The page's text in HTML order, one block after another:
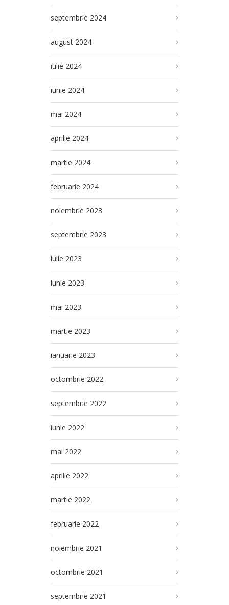
septembrie 2024
august 2024
iulie 2024
iunie 2024
mai 2024
aprilie 2024
martie 2024
februarie 2024
noiembrie 2023
septembrie 2023
iulie 2023
iunie 2023
mai 2023
martie 2023
ianuarie 2023
octombrie 2022
septembrie 2022
iunie 2022
mai 2022
aprilie 2022
martie 2022
februarie 2022
noiembrie 2021
octombrie 2021
septembrie 2021